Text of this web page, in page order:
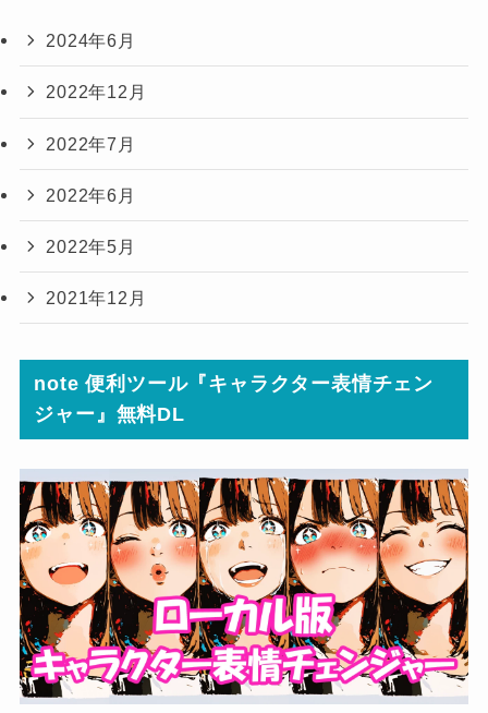
2024年6月
2022年12月
2022年7月
2022年6月
2022年5月
2021年12月
note 便利ツール『キャラクター表情チェン
ジャー』無料DL